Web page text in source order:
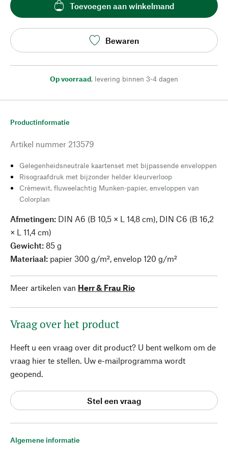
Toevoegen aan winkelmand
Bewaren
Op voorraad, levering binnen 3-4 dagen
Algemene informatie
Productinformatie
Artikel nummer 213579
Gelegenheidsneutrale kaartenset met bijpassende enveloppen
Risograafdruk met bijzonder helder kleurverloop
Crèmewit, fluweelachtig Munken-papier, enveloppen van
Colorplan
Afmetingen: DIN A6 (B 10,5 × L 14,8 cm), DIN C6 (B 16,2
× L 11,4 cm)
Gewicht: 85 g
Materiaal: papier 300 g/m², envelop 120 g/m²
Meer artikelen van Herr & Frau Rio
Vraag over het product
Heeft u een vraag over dit product? U bent welkom om de
vraag hier te stellen. Uw e-mailprogramma wordt
geopend.
Stel een vraag